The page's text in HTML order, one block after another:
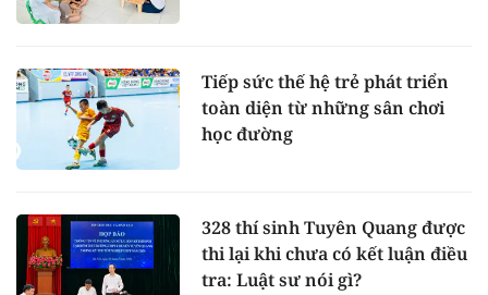
Tiếp sức thế hệ trẻ phát triển
toàn diện từ những sân chơi
học đường
328 thí sinh Tuyên Quang được
thi lại khi chưa có kết luận điều
tra: Luật sư nói gì?